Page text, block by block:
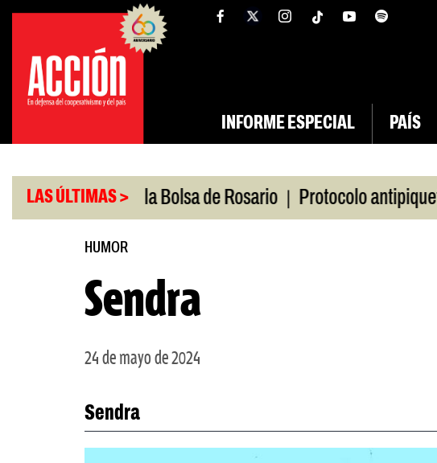
Saltar
contenido
facebooktwitterinstagram
INFORME ESPECIAL PAÍS
LAS ÚLTIMAS >
Caputo en la Bolsa de Rosario | Protocolo antipiquetes |
HUMOR
Sendra
24 de mayo de 2024
Sendra